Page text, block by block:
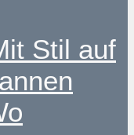
Stil auf